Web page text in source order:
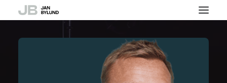
Om
Föreläsare / Komiker /